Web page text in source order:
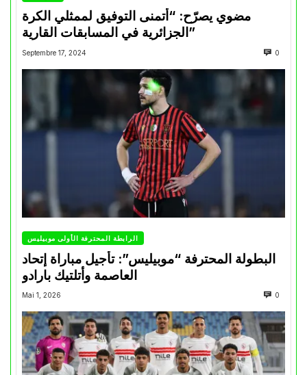
مضوي يصرّح: “أتمنى التوفيق لممثلي الكرة
الجزائرية في المسابقات القارية”
Septembre 17, 2024 0
الرابطة المحترفة الأولى موبيليس
البطولة المحترفة “موبيليس”: تأجيل مباراة إتحاد
العاصمة وأتلتيك بارادو
Mai 1, 2026 0